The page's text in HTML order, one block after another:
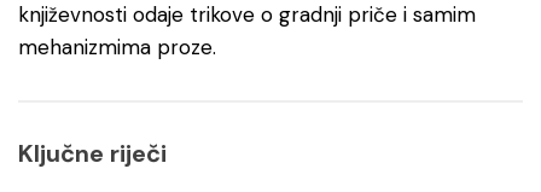
književnosti odaje trikove o gradnji priče i samim
mehanizmima proze.
Ključne riječi